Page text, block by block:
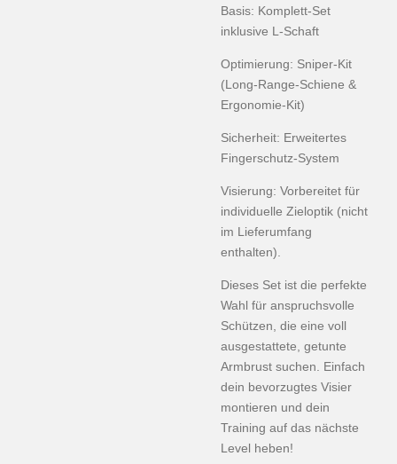
Basis: Komplett-Set
inklusive L-Schaft
Optimierung: Sniper-Kit
(Long-Range-Schiene &
Ergonomie-Kit)
Sicherheit: Erweitertes
Fingerschutz-System
Visierung: Vorbereitet für
individuelle Zieloptik (nicht
im Lieferumfang
enthalten).
Dieses Set ist die perfekte
Wahl für anspruchsvolle
Schützen, die eine voll
ausgestattete, getunte
Armbrust suchen. Einfach
dein bevorzugtes Visier
montieren und dein
Training auf das nächste
Level heben!